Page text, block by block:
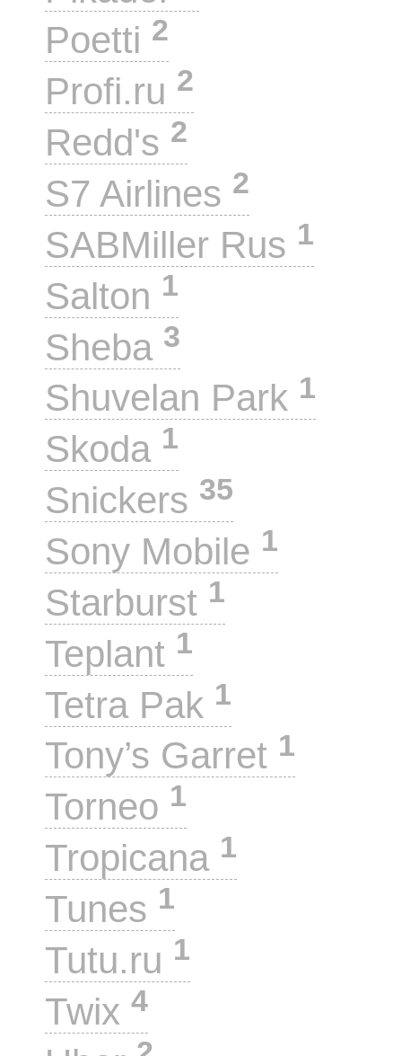
Poetti 2
Profi.ru 2
Redd's 2
S7 Airlines 2
SABMiller Rus 1
Salton 1
Sheba 3
Shuvelan Park 1
Skoda 1
Snickers 35
Sony Mobile 1
Starburst 1
Teplant 1
Tetra Pak 1
Tony’s Garret 1
Torneo 1
Tropicana 1
Tunes 1
Tutu.ru 1
Twix 4